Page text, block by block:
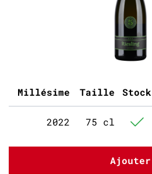
Millésime Taille Stock
2022 75 cl
Ajouter